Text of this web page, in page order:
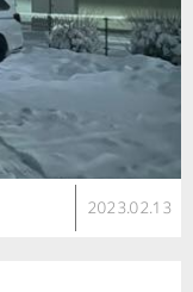
2023.02.13